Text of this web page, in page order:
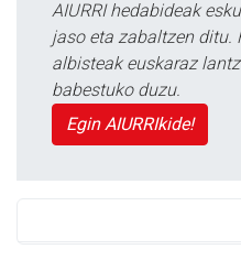
AIURRI hedabideak
jaso eta zabaltzen ditu.
albisteak euskaraz
babestuko duzu.
Egin AIURRIkide!